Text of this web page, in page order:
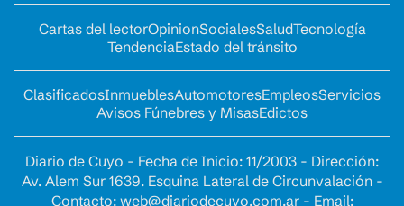
Cartas del lectorOpinionSocialesSaludTecnología
TendenciaEstado del tránsito
ClasificadosInmueblesAutomotoresEmpleosServicios
Avisos Fúnebres y MisasEdictos
Diario de Cuyo - Fecha de Inicio: 11/2003 - Dirección:
Av. Alem Sur 1639. Esquina Lateral de Circunvalación -
Contacto: web@diariodecuyo.com.ar- Email: